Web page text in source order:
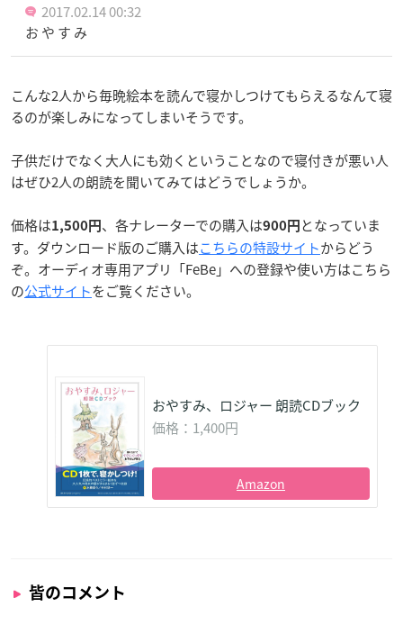
2017.02.14 00:32
お や す み
こんな2人から毎晩絵本を読んで寝かしつけてもらえるなんて寝
るのが楽しみになってしまいそうです。
子供だけでなく大人にも効くということなので寝付きが悪い人
はぜひ2人の朗読を聞いてみてはどうでしょうか。
価格は1,500円 、各ナレーターでの購入は900円 となっていま
す。ダウンロード版のご購入はこちらの特設サイトからどう
ぞ。オーディオ専用アプリ「FeBe」への登録や使い方はこちら
の公式サイトをご覧ください。
おやすみ、ロジャー 朗読CDブック
価格：1,400円
Amazon
皆のコメント